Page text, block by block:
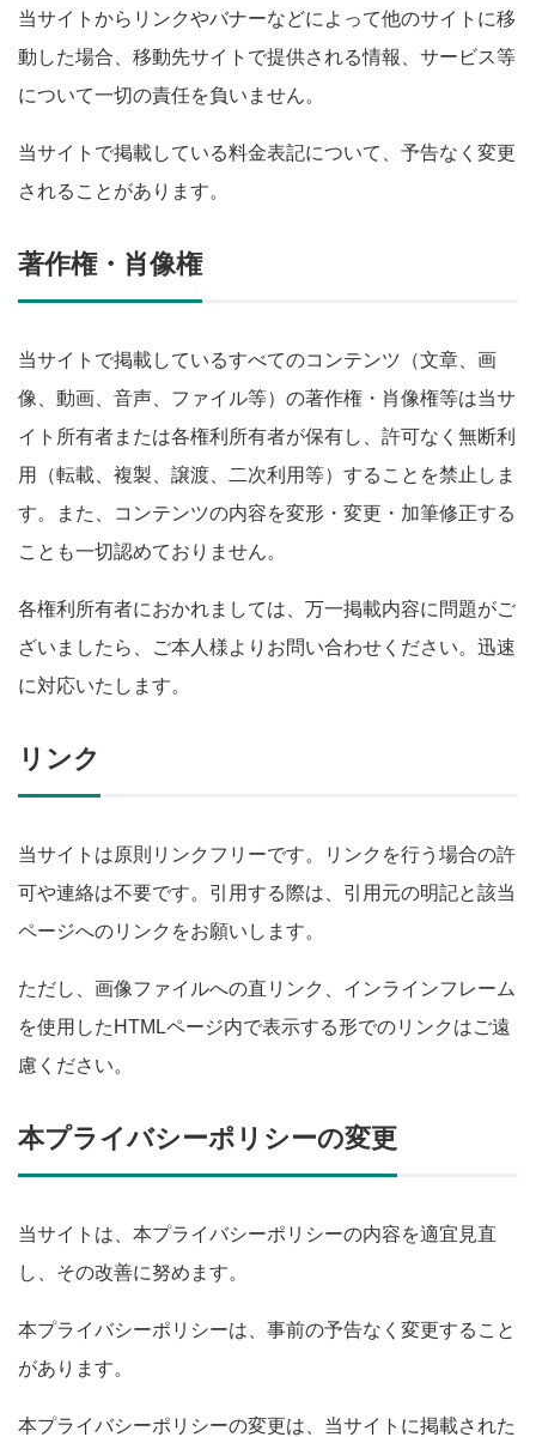
当サイトからリンクやバナーなどによって他のサイトに移
動した場合、移動先サイトで提供される情報、サービス等
について一切の責任を負いません。
当サイトで掲載している料金表記について、予告なく変更
されることがあります。
著作権・肖像権
当サイトで掲載しているすべてのコンテンツ（文章、画
像、動画、音声、ファイル等）の著作権・肖像権等は当サ
イト所有者または各権利所有者が保有し、許可なく無断利
用（転載、複製、譲渡、二次利用等）することを禁止しま
す。また、コンテンツの内容を変形・変更・加筆修正する
ことも一切認めておりません。
各権利所有者におかれましては、万一掲載内容に問題がご
ざいましたら、ご本人様よりお問い合わせください。迅速
に対応いたします。
リンク
当サイトは原則リンクフリーです。リンクを行う場合の許
可や連絡は不要です。引用する際は、引用元の明記と該当
ページへのリンクをお願いします。
ただし、画像ファイルへの直リンク、インラインフレーム
を使用したHTMLページ内で表示する形でのリンクはご遠
慮ください。
本プライバシーポリシーの変更
当サイトは、本プライバシーポリシーの内容を適宜見直
し、その改善に努めます。
本プライバシーポリシーは、事前の予告なく変更すること
があります。
本プライバシーポリシーの変更は、当サイトに掲載された